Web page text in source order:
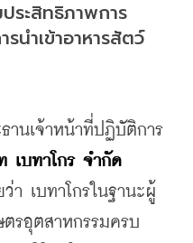
ระสิทธิภาพการ
นำเข้าอาหารสัตว์
านเจ้าหน้าที่ปฏิบัติการ
เบทาโกร จำกัด
ว่า เบทาโกรในฐานะผู้
ตรอุตสาหกรรมครบ